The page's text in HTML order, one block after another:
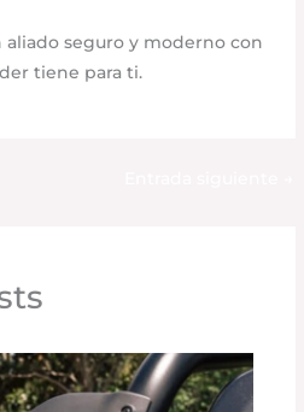
aliado seguro y moderno con
tiene para ti.